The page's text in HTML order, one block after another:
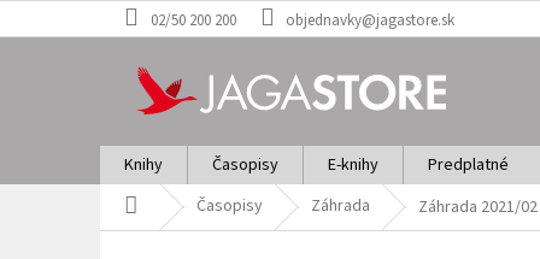
Prejsť
02/50 200 200 objednavky@jagastore.sk
Knihy Časopisy E-knihy
Predplatné
Domov Časopisy Záhrada Záhrada 2021/02